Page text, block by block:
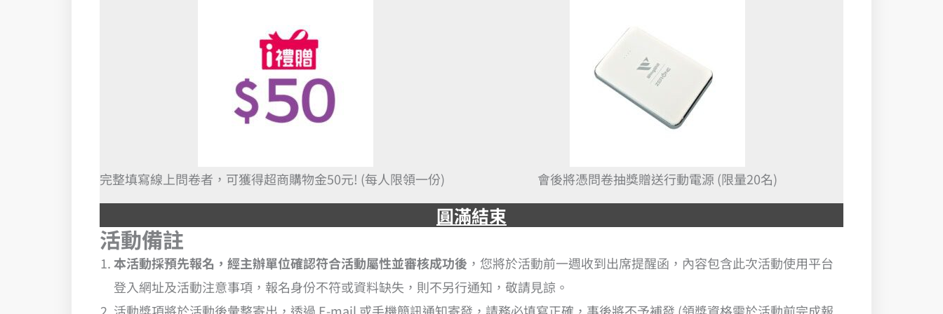
完整填寫線上問卷者，可獲得超商購物金50元! (每人限領一份) 會後將憑問卷抽獎贈送行動電源 (限量20名)
圓滿結束
活動備註
本活動採預先報名，經主辦單位確認符合活動屬性並審核成功後 ，您將於活動前一週收到出席提醒函，內容包含此次活動使用平台
登入網址及活動注意事項，報名身份不符或資料缺失，則不另行通知，敬請見諒。